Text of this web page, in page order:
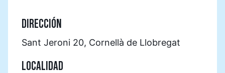
DIRECCIÓN
Sant Jeroni 20, Cornellà de Llobregat
LOCALIDAD